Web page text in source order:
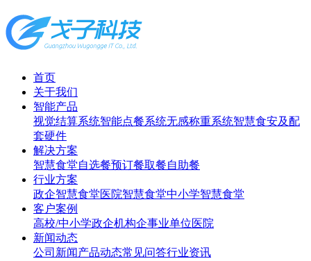
首页
关于我们
智能产品
视觉结算系统智能点餐系统无感称重系统智慧食安及配
套硬件
解决方案
智慧食堂自选餐预订餐取餐自助餐
行业方案
政企智慧食堂医院智慧食堂中小学智慧食堂
客户案例
高校/中小学政企机构企事业单位医院
新闻动态
公司新闻产品动态常见问答行业资讯